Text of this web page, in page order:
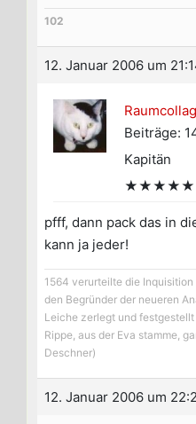
102
12. Januar 2006 um
Beiträge:
Kapitän
pfff, dann pack das in
kann ja jeder!
1564 verurteilte die
den Begründer der neueren
Leiche zerlegt und
Rippe, aus der Eva stamme,
Deschner)
12. Januar 2006 um